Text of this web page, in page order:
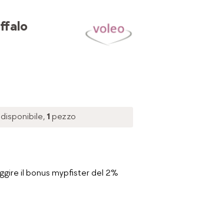
1 pezzo
il bonus mypfister del 2%